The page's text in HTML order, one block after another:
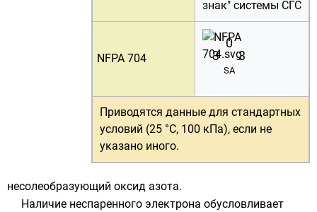
NFPA 704
0
3
3
SA
Приводятся данные для стандартных
условий (25 °C, 100 кПа), если не
указано иного.
несолеобразующий оксид азота.
Наличие неспаренного электрона обусловливает